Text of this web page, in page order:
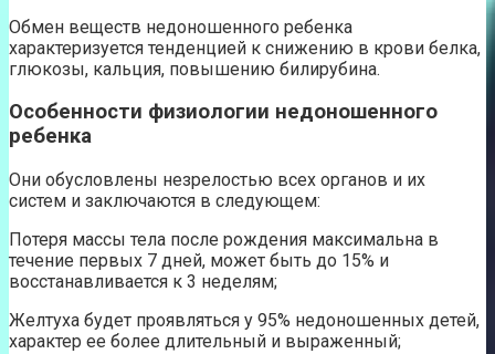
Обмен веществ недоношенного ребенка
характеризуется тенденцией к снижению в крови белка,
глюкозы, кальция, повышению билирубина.
Особенности физиологии недоношенного
ребенка
Они обусловлены незрелостью всех органов и их
систем и заключаются в следующем:
Потеря массы тела после рождения максимальна в
течение первых 7 дней, может быть до 15% и
восстанавливается к 3 неделям;
Желтуха будет проявляться у 95% недоношенных детей,
характер ее более длительный и выраженный;